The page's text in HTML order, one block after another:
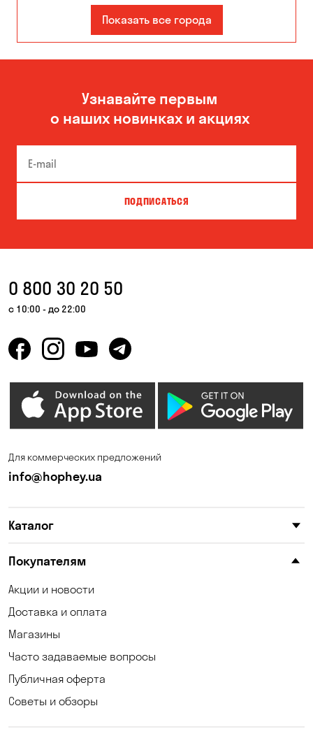
Авангард
Бабурка Балабино
Бережинка Борисполь
Бровары
Вита-Почтовая Вишневое
Горишние Плавни
Елизаветовка Зазимье
Калиновка
Киев
Княжичи
Котовка
Кременчуг
Кривуши
Показать все города
Узнавайте первым
о наших новинках и акциях
ПОДПИСАТЬСЯ
0 800 30 20 50
с 10:00 - до 22:00
Для коммерческих предложений
info@hophey.ua
Каталог
Покупателям
Акции и новости
Доставка и оплата
Магазины
Часто задаваемые вопросы
Публичная оферта
Советы и обзоры